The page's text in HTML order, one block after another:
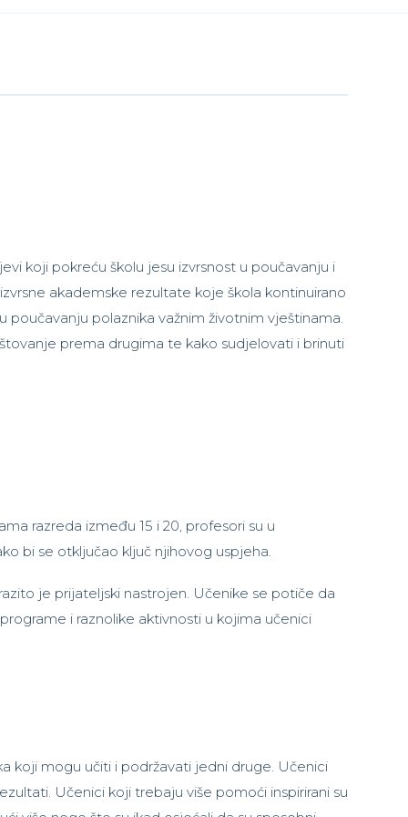
koji pokreću školu jesu izvrsnost u poučavanju i
akademske rezultate koje škola kontinuirano
polaznika važnim životnim vještinama.
prema drugima te kako sudjelovati i brinuti
razreda između 15 i 20, profesori su u
bi se otključao ključ njihovog uspjeha.
je prijateljski nastrojen. Učenike se potiče da
i raznolike aktivnosti u kojima učenici
koji mogu učiti i podržavati jedni druge. Učenici
Učenici koji trebaju više pomoći inspirirani su